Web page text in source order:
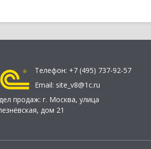
Телефон: +7 (495) 737-92-57
Email: site_v8@1c.ru
продаж: г. Москва, улица
дом 21